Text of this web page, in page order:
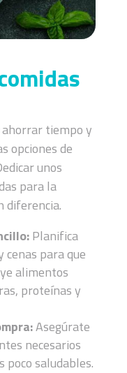
tiempo y
opciones de
unos
para la
diferencia.
Planifica
cenas para que
alimentos
proteínas y
Asegúrate
necesarios
saludables.